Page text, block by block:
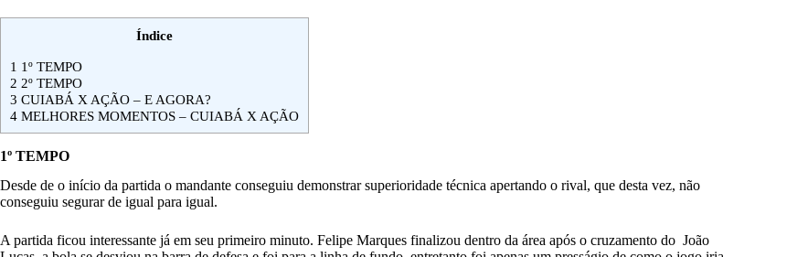
Índice
1 1º TEMPO
2 2º TEMPO
3 CUIABÁ X AÇÃO – E AGORA?
4 MELHORES MOMENTOS – CUIABÁ X AÇÃO
1º TEMPO
Desde de o início da partida o mandante conseguiu demonstrar superioridade técnica apertando o rival, que desta vez, não
conseguiu segurar de igual para igual.
A partida ficou interessante já em seu primeiro minuto. Felipe Marques finalizou dentro da área após o cruzamento do João